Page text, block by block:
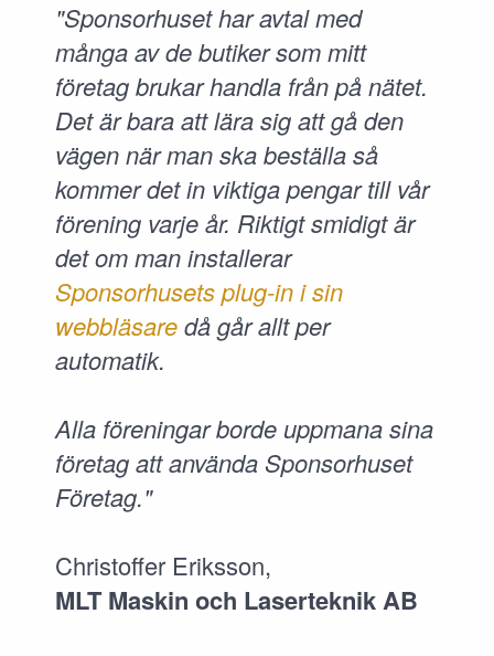
"Sponsorhuset har avtal med
många av de butiker som mitt
företag brukar handla från på nätet.
Det är bara att lära sig att gå den
vägen när man ska beställa så
kommer det in viktiga pengar till vår
förening varje år. Riktigt smidigt är
det om man installerar
Sponsorhusets plug-in i sin
webbläsaredå går allt per
automatik.
Alla föreningar borde uppmana sina
företag att använda Sponsorhuset
Företag."
Christoffer Eriksson,
MLT Maskin och Laserteknik AB